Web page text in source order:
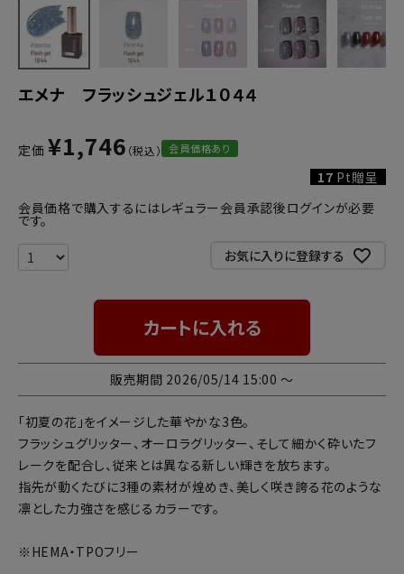
エメナ フラッシュジェル１０４４
定価 ¥1,746 会員価格あり
17 Pt贈呈
会員価格で購入するにはレギュラー会員承認後ログインが必要
です。
お気に入りに登録する
カートに入れる
販売期間 2026/05/14 15:00 〜
「初夏の花」をイメージした華やかな3色。
フラッシュグリッター、オーロラグリッター、そして細かく砕いたフ
レークを配合し、従来とは異なる新しい輝きを放ちます。
指先が動くたびに3種の素材が煌めき、美しく咲き誇る花のような
凛とした力強さを感じるカラーです。
※HEMA・TPOフリー